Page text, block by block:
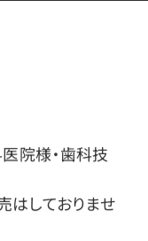
院様・歯科技
はしておりませ